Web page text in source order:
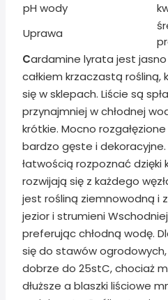
pH wody
Uprawa
Cardamine lyrata jest
całkiem krzaczastą rośliną,
się w sklepach. Liście są
przynajmniej w chłodnej
krótkie. Mocno
bardzo gęste i dekoracyjne.
łatwością rozpoznać dzięki
rozwijają się z każdego
jest rośliną ziemnowodną i
jezior i strumieni
preferując chłodną wodę.
się do stawów
dobrze do 25stC, chociaż
dłuższe a blaszki liściowe